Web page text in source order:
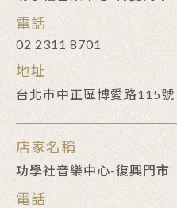
電話
02 2311 8701
地址
台北市中正區博愛路115號
店家名稱
功學社音樂中心-復興門市
電話